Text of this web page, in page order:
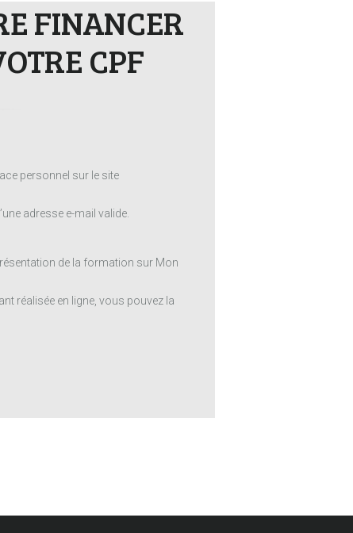
FINANCER
CPF
personnel sur le site
adresse e-mail valide.
de la formation sur Mon
réalisée en ligne, vous pouvez la